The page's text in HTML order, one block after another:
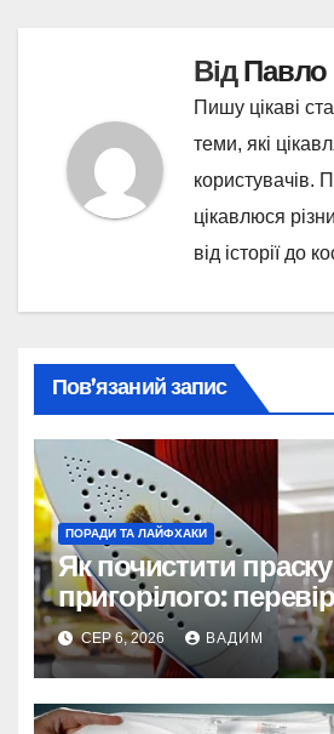
ВідПавло
Пишу цікаві
теми, які
користувачів.
цікавлюся
від історії до
Пов’язаний запис
ПОРАДИ ТА ЛАЙФХАКИ
Як почистити праску
пригорілого:
СЕР 6, 2026 ВАДИМ